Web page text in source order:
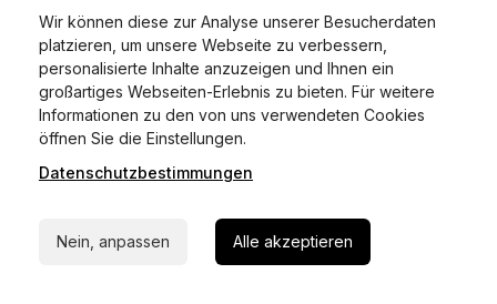
Wir können diese zur Analyse unserer Besucherdaten
platzieren, um unsere Webseite zu verbessern,
personalisierte Inhalte anzuzeigen und Ihnen ein
großartiges Webseiten-Erlebnis zu bieten. Für weitere
Informationen zu den von uns verwendeten Cookies
öffnen Sie die Einstellungen.
Datenschutzbestimmungen
Nein, anpassen Alle akzeptieren
Behörde notwendig.
Welche Unterlagen werden benötigt?
Fahrzeugbrief, Fahrzeugschein, Ausweis oder Reisepass,
Versicherungsnachweis, falls erforderlich TÜV-Bericht.
Wie sicher ist das Verfahren?
Die Prozesse laufen über gesicherte Verbindungen mit
Identitätsprüfung.
Kann ich mein Fahrzeug online ummelden oder
In den meisten Fällen möglich.